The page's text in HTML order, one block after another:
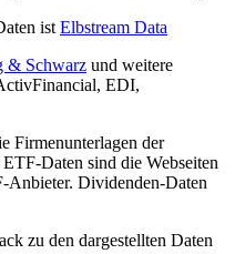
ist Elbstream Data
& Schwarz und weitere
EDI,
Firmenunterlagen der
Daten sind die Webseiten
Anbieter. Dividenden-Daten
zu den dargestellten Daten